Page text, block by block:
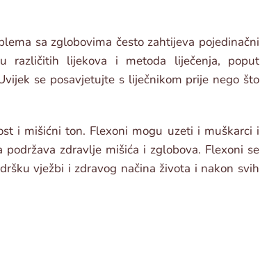
sa zglobovima često zahtijeva pojedinačni
različitih lijekova i metoda liječenja, poput
se posavjetujte s liječnikom prije nego što
i mišićni ton. Flexoni mogu uzeti i muškarci i
zdravlje mišića i zglobova. Flexoni se
vježbi i zdravog načina života i nakon svih